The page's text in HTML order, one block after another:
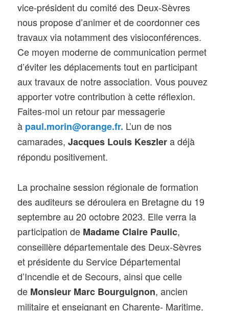
vice-président du comité des Deux-Sèvres
nous propose d’animer et de coordonner ces
travaux via notamment des visioconférences.
Ce moyen moderne de communication permet
d’éviter les déplacements tout en participant
aux travaux de notre association. Vous pouvez
apporter votre contribution à cette réflexion.
Faites-moi un retour par messagerie
à paul.morin@orange.fr. L’un de nos
camarades,Jacques Louis Keszlera déjà
répondu positivement.
La prochaine session régionale de formation
des auditeurs se déroulera en Bretagne du 19
septembre au 20 octobre 2023. Elle verra la
participation de Madame Claire Paulic,
conseillère départementale des Deux-Sèvres
et présidente du Service Départemental
d’Incendie et de Secours, ainsi que celle
de Monsieur Marc Bourguignon, ancien
militaire et enseignant en Charente- Maritime.